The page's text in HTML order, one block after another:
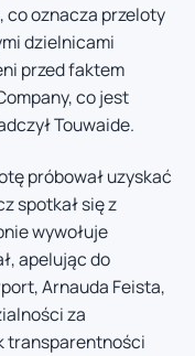
co oznacza przeloty
dzielnicami
przed faktem
co jest
Touwaide.
próbował uzyskać
spotkał się z
wywołuje
apelując do
Arnauda Feista,
za
transparentności